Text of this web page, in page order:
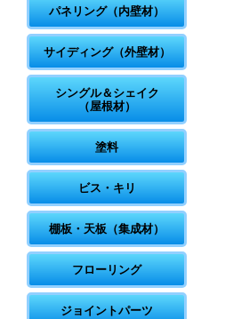
パネリング（内壁材）
サイディング（外壁材）
シングル＆シェイク
（屋根材）
塗料
ビス・キリ
棚板・天板（集成材）
フローリング
ジョイントパーツ